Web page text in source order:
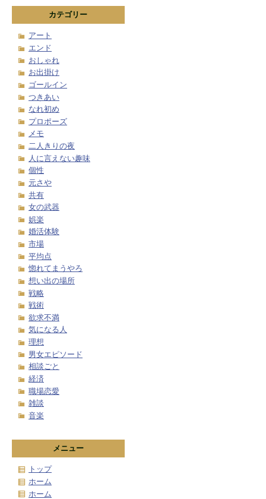
カテゴリー
アート
エンド
おしゃれ
お出掛け
ゴールイン
つきあい
なれ初め
プロポーズ
メモ
二人きりの夜
人に言えない趣味
個性
元さや
共有
女の武器
娯楽
婚活体験
市場
平均点
惚れてまうやろ
想い出の場所
戦略
戦術
欲求不満
気になる人
理想
男女エピソード
相談ごと
経済
職場恋愛
雑談
音楽
メニュー
トップ
ホーム
ホーム